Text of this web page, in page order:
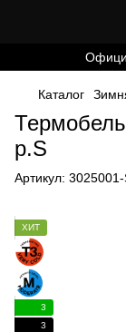
Каталог
р.S
Артикул: 3025001-
ХИТ
3
3